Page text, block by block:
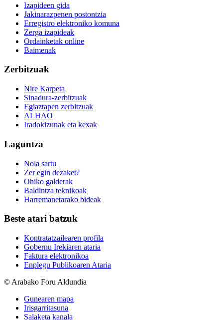
Izapideen gida
Jakinarazpenen postontzia
Erregistro elektroniko komuna
Zerga izapideak
Ordainketak online
Baimenak
Zerbitzuak
Nire Karpeta
Sinadura-zerbitzuak
Egiaztapen zerbitzuak
ALHAO
Iradokizunak eta kexak
Laguntza
Nola sartu
Zer egin dezaket?
Ohiko galderak
Baldintza teknikoak
Harremanetarako bideak
Beste atari batzuk
Kontratatzailearen profila
Gobernu Irekiaren ataria
Faktura elektronikoa
Enplegu Publikoaren Ataria
© Arabako Foru Aldundia
Gunearen mapa
Irisgarritasuna
Salaketa kanala